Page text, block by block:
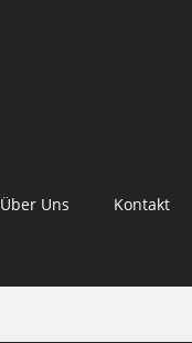
Über Uns Kontakt